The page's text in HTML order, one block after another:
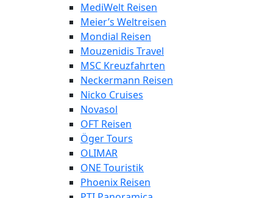
MediWelt Reisen
Meier’s Weltreisen
Mondial Reisen
Mouzenidis Travel
MSC Kreuzfahrten
Neckermann Reisen
Nicko Cruises
Novasol
OFT Reisen
Öger Tours
OLIMAR
ONE Touristik
Phoenix Reisen